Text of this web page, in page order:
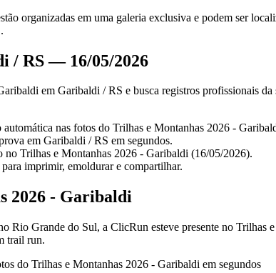
organizadas em uma galeria exclusiva e podem ser
/ RS — 16/05/2026
em Garibaldi / RS e busca registros profissionais
nas fotos do Trilhas e Montanhas 2026 -
em Garibaldi / RS em segundos.
no Trilhas e Montanhas 2026 - Garibaldi (16/05/2026).
imprimir, emoldurar e compartilhar.
2026 - Garibaldi
Rio Grande do Sul, a ClicRun esteve presente no
trail run.
do Trilhas e Montanhas 2026 - Garibaldi em segundos